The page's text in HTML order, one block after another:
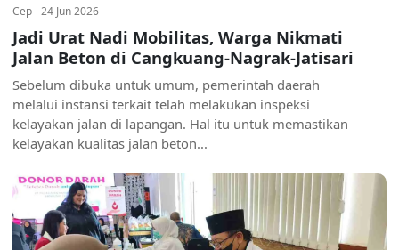
Cep - 24 Jun 2026
Jadi Urat Nadi Mobilitas, Warga Nikmati
Jalan Beton di Cangkuang-Nagrak-Jatisari
Sebelum dibuka untuk umum, pemerintah daerah
melalui instansi terkait telah melakukan inspeksi
kelayakan jalan di lapangan. Hal itu untuk memastikan
kelayakan kualitas jalan beton...